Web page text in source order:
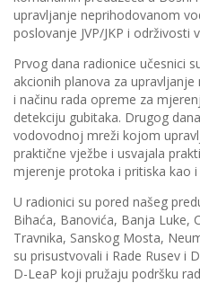
upravljanje neprihodovanom
poslovanje JVP/JKP i održivosti
Prvog dana radionice učesnici
akcionih planova za
i načinu rada opreme za
detekciju gubitaka. Drugog
vodovodnoj mreži kojom
praktične vježbe i usvajala
mjerenje protoka i pritiska kao
U radionici su pored našeg
Bihaća, Banovića, Banja Luke,
Travnika, Sanskog Mosta,
su prisustvovali i Rade Rusev i
D-LeaP koji pružaju podršku